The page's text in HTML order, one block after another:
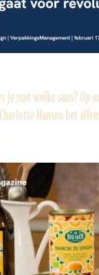
je met welke saus? Op
Hansen het